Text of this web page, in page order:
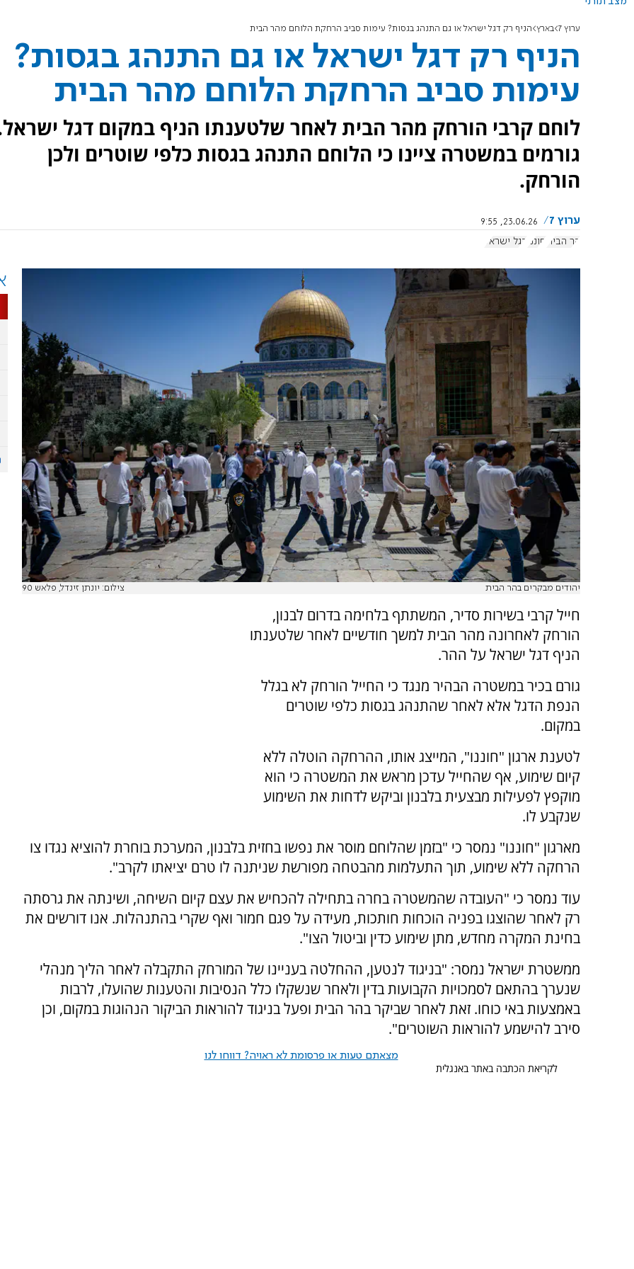
ערוץ 7 בארץ הניף רק דגל ישראל או גם התנהג בגסות? עימות סביב הרחקת הלוחם מהר הבית
הניף רק דגל ישראל או גם התנהג בגסות?
עימות סביב הרחקת הלוחם מהר הבית
לוחם קרבי הורחק מהר הבית לאחר שלטענתו הניף במקום דגל
גורמים במשטרה ציינו כי הלוחם התנהג בגסות כלפי שוטרים ולכן
הורחק.
ערוץ 7
23.06.26, 9:55
הר הבית
חוננו דגל ישראל
יהודים מבקרים בהר הבית צילום: יונתן זינדל, פלאש 90
חייל קרבי בשירות סדיר, המשתתף בלחימה בדרום לבנון,
הורחק לאחרונה מהר הבית למשך חודשיים לאחר שלטענתו
הניף דגל ישראל על ההר.
גורם בכיר במשטרה הבהיר מנגד כי החייל הורחק לא בגלל
הנפת הדגל אלא לאחר שהתנהג בגסות כלפי שוטרים
במקום.
לטענת ארגון "חוננו", המייצג אותו, ההרחקה הוטלה ללא
קיום שימוע, אף שהחייל עדכן מראש את המשטרה כי הוא
מוקפץ לפעילות מבצעית בלבנון וביקש לדחות את השימוע
שנקבע לו.
מארגון "חוננו" נמסר כי "בזמן שהלוחם מוסר את נפשו בחזית בלבנון, המערכת בוחרת להוציא נגדו צו
הרחקה ללא שימוע, תוך התעלמות מהבטחה מפורשת שניתנה לו טרם יציאתו לקרב".
עוד נמסר כי "העובדה שהמשטרה בחרה בתחילה להכחיש את עצם קיום השיחה, ושינתה את גרסתה
רק לאחר שהוצגו בפניה הוכחות חותכות, מעידה על פגם חמור ואף שקרי בהתנהלות. אנו דורשים את
בחינת המקרה מחדש, מתן שימוע כדין וביטול הצו".
ממשטרת ישראל נמסר: "בניגוד לנטען, ההחלטה בעניינו של המורחק התקבלה לאחר הליך מנהלי
שנערך בהתאם לסמכויות הקבועות בדין ולאחר שנשקלו כלל הנסיבות והטענות שהועלו, לרבות
באמצעות באי כוחו. זאת לאחר שביקר בהר הבית ופעל בניגוד להוראות הביקור הנהוגות במקום, וכן
סירב להישמע להוראות השוטרים".
מצאתם טעות או פרסומת לא ראויה? דווחו לנו
לקריאת הכתבה באתר באנגלית